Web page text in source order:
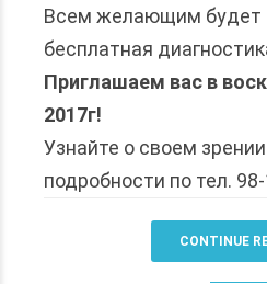
Всем желающим будет
бесплатная
Приглашаем вас в
2017г!
Узнайте о своем
подробности по тел.
CONTINUE